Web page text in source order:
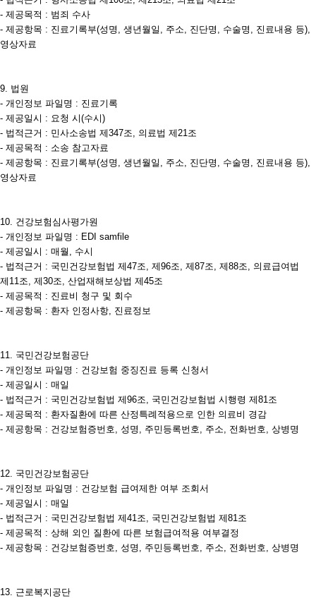
- 제공목적 : 범죄 수사
- 제공항목 : 진료기록부(성명, 생년월일, 주소, 진단명, 수술명, 진료내용 등),
영상자료
9. 법원
- 개인정보 파일명 : 진료기록
- 제공일시 : 요청 시(수시)
- 법적근거 : 민사소송법 제347조, 의료법 제21조
- 제공목적 : 소송 참고자료
- 제공항목 : 진료기록부(성명, 생년월일, 주소, 진단명, 수술명, 진료내용 등),
영상자료
10. 건강보험심사평가원
- 개인정보 파일명 : EDI samfile
- 제공일시 : 매월, 수시
- 법적근거 : 국민건강보험법 제47조, 제96조, 제87조, 제88조, 의료급여법
제11조, 제30조, 산업재해보상법 제45조
- 제공목적 : 진료비 청구 및 회수
- 제공항목 : 환자 인정사항, 진료정보
11. 국민건강보험공단
- 개인정보 파일명 : 건강보험 중징진료 등록 신청서
- 제공일시 : 매일
- 법적근거 : 국민건강보험법 제96조, 국민건강보험법 시행령 제81조
- 제공목적 : 환자질환에 따른 산정특례적용으로 인한 의료비 경감
- 제공항목 : 건강보험증번호, 성명, 주민등록번호, 주소, 전화번호, 상병명
12. 국민건강보험공단
- 개인정보 파일명 : 건강보험 급여제한 여부 조회서
- 제공일시 : 매일
- 법적근거 : 국민건강보험법 제41조, 국민건강보험법 제81조
- 제공목적 : 상해 외인 질환에 따른 보험급여적용 여부결정
- 제공항목 : 건강보험증번호, 성명, 주민등록번호, 주소, 전화번호, 상병명
13. 근로복지공단